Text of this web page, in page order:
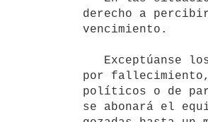
derecho a
vencimiento.
por fallecimiento,
políticos o de
se abonará el